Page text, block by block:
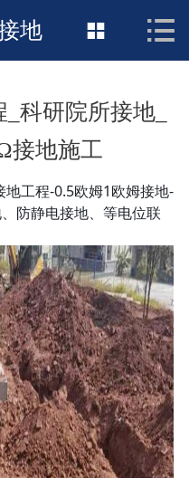
 接地工程首页
新闻动态
工程施工
荣誉资质
案例展示
联络惠发
地  
科研院所接地_
接地施工
工程-0.5欧姆1欧姆接地-
防静电接地、等电位联